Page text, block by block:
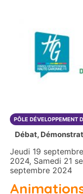
PÔLE DÉVELOPPEMENT
Débat,
Jeudi 19
2024, Samedi 21
septembre 2024